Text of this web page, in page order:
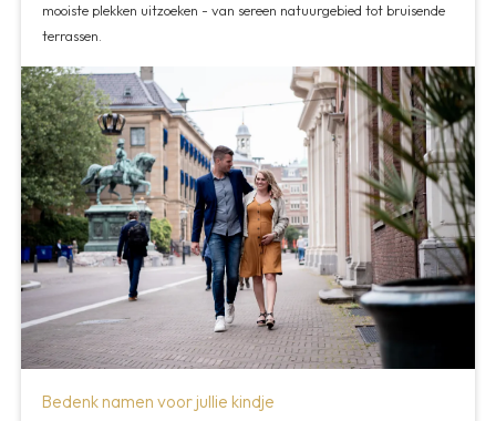
mooiste plekken uitzoeken - van sereen natuurgebied tot bruisende
terrassen.
Bedenk namen voor jullie kindje